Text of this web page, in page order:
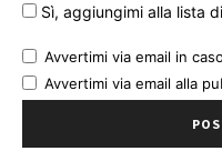
Sì, aggiungimi alla lista
Avvertimi via email in
Avvertimi via email alla